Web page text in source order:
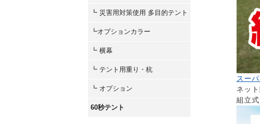
┗ 災害用対策使用 多目的テント
┗オプションカラー
┗ 横幕
┗ テント用重り・杭
┗ オプション
60秒テント
スー
ネッ
組立